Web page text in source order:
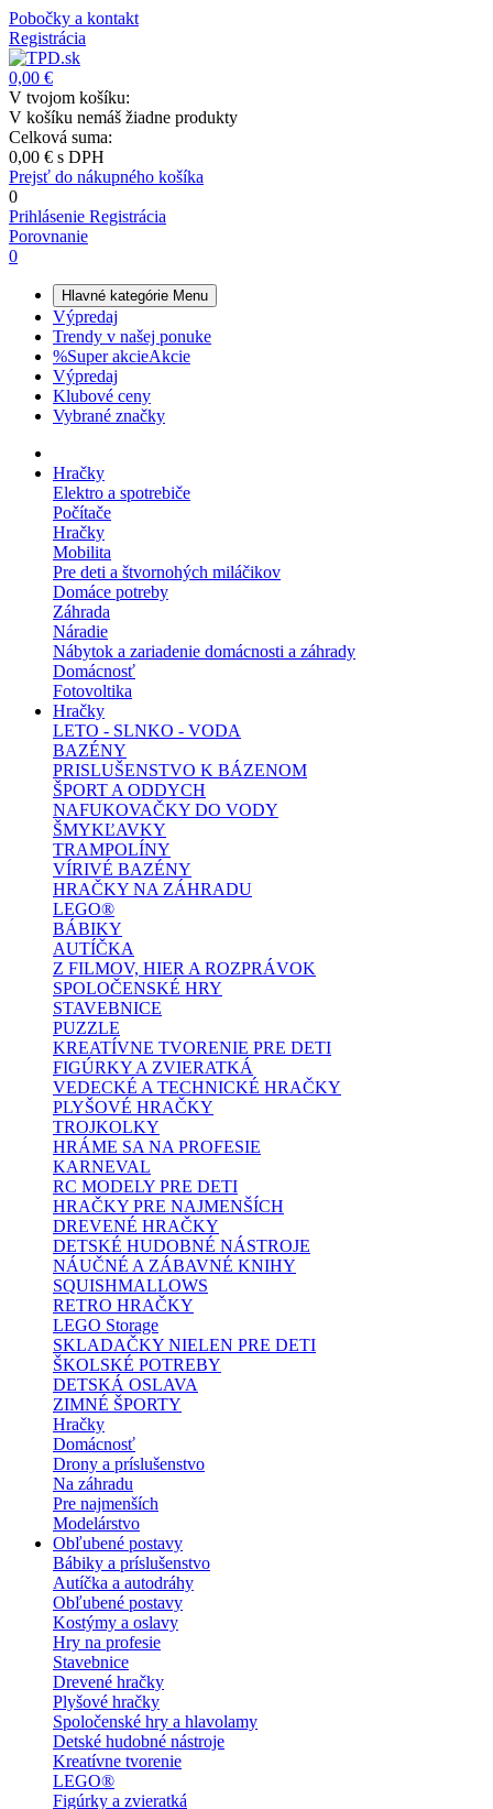
Pobočky a kontakt
Registrácia
0,00 €
V tvojom košíku:
V košíku nemáš žiadne produkty
Celková suma:
0,00 € s DPH
Prejsť do nákupného košíka
0
Prihlásenie Registrácia
Porovnanie
0
Hlavné kategórie Menu
Výpredaj
Trendy v našej ponuke
%Super akcieAkcie
Výpredaj
Klubové ceny
Vybrané značky
Hračky
Elektro a spotrebiče
Počítače
Hračky
Mobilita
Pre deti a štvornohých miláčikov
Domáce potreby
Záhrada
Náradie
Nábytok a zariadenie domácnosti a záhrady
Domácnosť
Fotovoltika
Hračky
LETO - SLNKO - VODA
BAZÉNY
PRISLUŠENSTVO K BÁZENOM
ŠPORT A ODDYCH
NAFUKOVAČKY DO VODY
ŠMYKĽAVKY
TRAMPOLÍNY
VÍRIVÉ BAZÉNY
HRAČKY NA ZÁHRADU
LEGO®
BÁBIKY
AUTÍČKA
Z FILMOV, HIER A ROZPRÁVOK
SPOLOČENSKÉ HRY
STAVEBNICE
PUZZLE
KREATÍVNE TVORENIE PRE DETI
FIGÚRKY A ZVIERATKÁ
VEDECKÉ A TECHNICKÉ HRAČKY
PLYŠOVÉ HRAČKY
TROJKOLKY
HRÁME SA NA PROFESIE
KARNEVAL
RC MODELY PRE DETI
HRAČKY PRE NAJMENŠÍCH
DREVENÉ HRAČKY
DETSKÉ HUDOBNÉ NÁSTROJE
NÁUČNÉ A ZÁBAVNÉ KNIHY
SQUISHMALLOWS
RETRO HRAČKY
LEGO Storage
SKLADAČKY NIELEN PRE DETI
ŠKOLSKÉ POTREBY
DETSKÁ OSLAVA
ZIMNÉ ŠPORTY
Hračky
Domácnosť
Drony a príslušenstvo
Na záhradu
Pre najmenších
Modelárstvo
Obľubené postavy
Bábiky a príslušenstvo
Autíčka a autodráhy
Obľubené postavy
Kostýmy a oslavy
Hry na profesie
Stavebnice
Drevené hračky
Plyšové hračky
Spoločenské hry a hlavolamy
Detské hudobné nástroje
Kreatívne tvorenie
LEGO®
Figúrky a zvieratká